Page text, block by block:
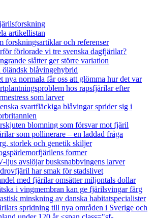
artikellistan
forskningsartiklar och referenser
förlorade vi tre svenska dagfjärilar?
slåtter ger större variation
öländsk blåvingehybrid
nya normala får oss att glömma hur det var
hos rapsfjärilar efter
som larver
svartfläckiga blåvingar sprider sig i
blomning som försvar mot fjäril
som pollinerare – en laddad fråga
storlek och genetik skiljer
former
ljus avslöjar busksnabbvingens larver
har smak för stadslivet
med fjärilar omsätter miljontals dollar
i vingmembran kan ge fjärilsvingar färg
minskning av danska habitatspecialister
spridning till nya områden i Sverige och